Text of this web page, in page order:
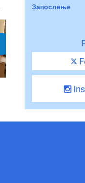
Запослење